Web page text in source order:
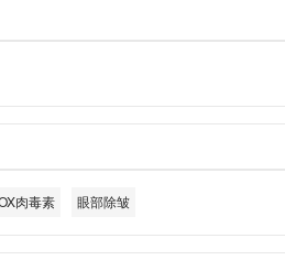
肉毒素 眼部除皱